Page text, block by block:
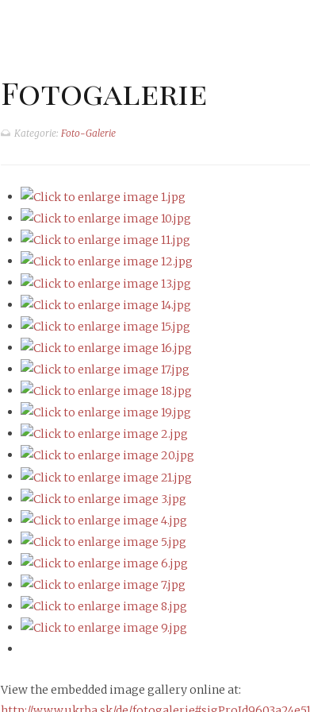
Fotogalerie
Kategorie: Foto-Galerie
View the embedded image gallery online at: